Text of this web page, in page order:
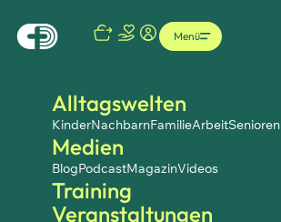
Alltagswelten
KinderNachbarnFamilieArbeitSenioren
Medien
BlogPodcastMagazinVideos
Training
Veranstaltungen
Menü